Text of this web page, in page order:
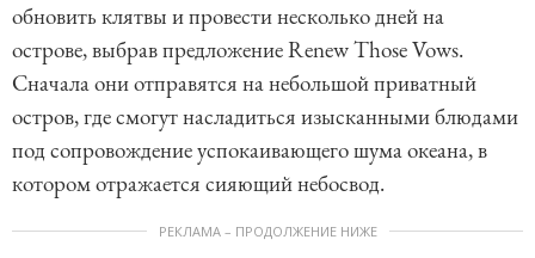
обновить клятвы и провести несколько дней на
острове, выбрав предложение Renew Those Vows.
Сначала они отправятся на небольшой приватный
остров, где смогут насладиться изысканными блюдами
под сопровождение успокаивающего шума океана, в
котором отражается сияющий небосвод.
РЕКЛАМА – ПРОДОЛЖЕНИЕ НИЖЕ